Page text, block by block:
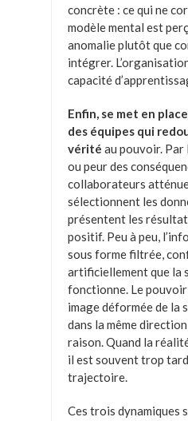
concrète : ce qui ne
modèle mental est
anomalie plutôt que
intégrer.
capacité
Enfin, se met en
des équipes qui
vérité au pouvoir. Par
ou peur des
collaborateurs
sélectionnent les
présentent les
positif. Peu à peu,
sous forme filtrée,
artificiellement que la
fonctionne. Le
image déformée de
dans la même
raison. Quand la
il est souvent trop
trajectoire.
Ces trois dynamiques